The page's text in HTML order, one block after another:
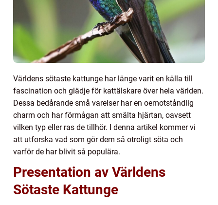
Världens sötaste kattunge har länge varit en källa till
fascination och glädje för kattälskare över hela världen.
Dessa bedårande små varelser har en oemotståndlig
charm och har förmågan att smälta hjärtan, oavsett
vilken typ eller ras de tillhör. I denna artikel kommer vi
att utforska vad som gör dem så otroligt söta och
varför de har blivit så populära.
Presentation av Världens
Sötaste Kattunge